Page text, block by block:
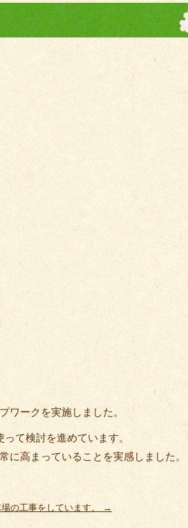
ワークを実施しました。
て検討を進めています。
高まっていることを実感しました。
の工事をしています。 →